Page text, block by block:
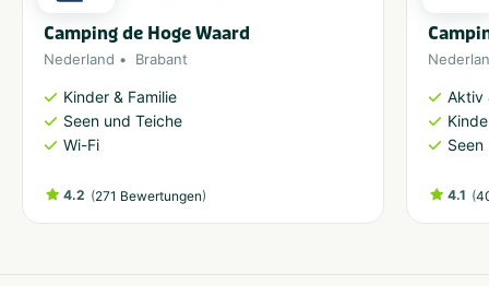
Camping de Hoge Waard
Nederland Brabant
Kinder & Familie
Seen und Teiche
Wi-Fi
4.2 (271 Bewertungen)
Aktiv
Seen
4.1 (